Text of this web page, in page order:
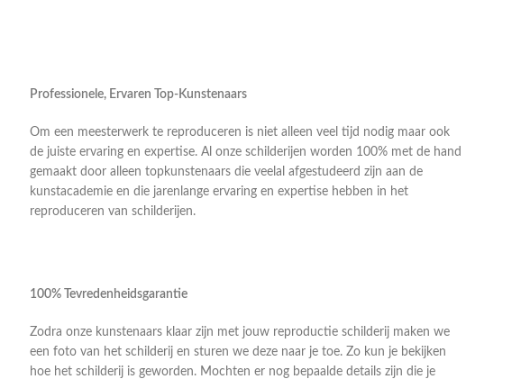
Professionele, Ervaren Top-Kunstenaars
Om een meesterwerk te reproduceren is niet alleen veel tijd nodig maar ook
de juiste ervaring en expertise. Al onze schilderijen worden 100% met de hand
gemaakt door alleen topkunstenaars die veelal afgestudeerd zijn aan de
kunstacademie en die jarenlange ervaring en expertise hebben in het
reproduceren van schilderijen.
100% Tevredenheidsgarantie
Zodra onze kunstenaars klaar zijn met jouw reproductie schilderij maken we
een foto van het schilderij en sturen we deze naar je toe. Zo kun je bekijken
hoe het schilderij is geworden. Mochten er nog bepaalde details zijn die je